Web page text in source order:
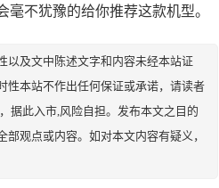
不犹豫的给你推荐这款机型。
以及文中陈述文字和内容未经本站证
性本站不作出任何保证或承诺，请读者
据此入市,风险自担。发布本文之目的
观点或内容。如对本文内容有疑义，